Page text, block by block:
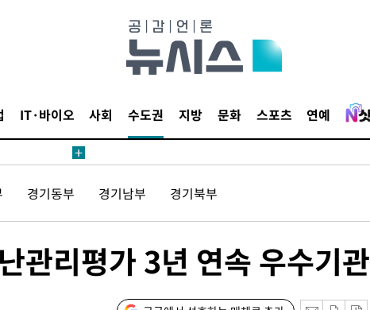
IT·바이오 사회 수도권 지방 문화 스포츠 연예
경기동부 경기남부 경기북부
관리평가 3년 연속 우수기관